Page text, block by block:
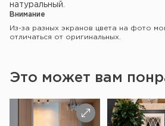
натуральный.
Внимание
Из-за разных экранов цвета на фото
отличаться от оригинальных.
Это может вам